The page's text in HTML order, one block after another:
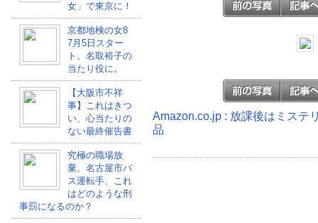
女」で東京に！
京都地検の女8
7月5日スター
ト、名取裕子の
当たり役に。
【大阪市不祥
事】これはきつ
い、心当たりの
ない最終催告書
究極の職場放
棄、名古屋市バ
ス運転手、これ
はどのような刑
事罰になるのか？
Amazon.co.jp : 放課後はミステ
品